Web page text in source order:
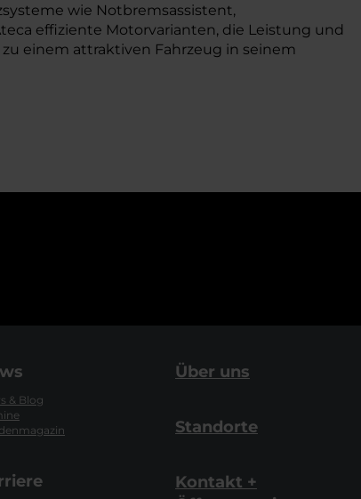
wie Notbremsassistent,
effiziente Motorvarianten, die Leistung und
einem attraktiven Fahrzeug in seinem
& Blog
Über uns
Standorte
Kontakt +